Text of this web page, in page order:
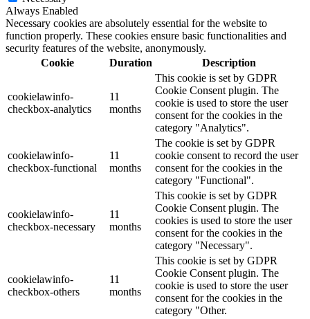
Always Enabled
Necessary cookies are absolutely essential for the website to
function properly. These cookies ensure basic functionalities and
security features of the website, anonymously.
Cookie
Duration Description
cookielawinfo-
checkbox-analytics
11
months
This cookie is set by GDPR
Cookie Consent plugin. The
cookie is used to store the user
consent for the cookies in the
category "Analytics".
cookielawinfo-
checkbox-functional
11
months
The cookie is set by GDPR
cookie consent to record the user
consent for the cookies in the
category "Functional".
cookielawinfo-
checkbox-necessary
11
months
This cookie is set by GDPR
Cookie Consent plugin. The
cookies is used to store the user
consent for the cookies in the
category "Necessary".
cookielawinfo-
checkbox-others
11
months
This cookie is set by GDPR
Cookie Consent plugin. The
cookie is used to store the user
consent for the cookies in the
category "Other.